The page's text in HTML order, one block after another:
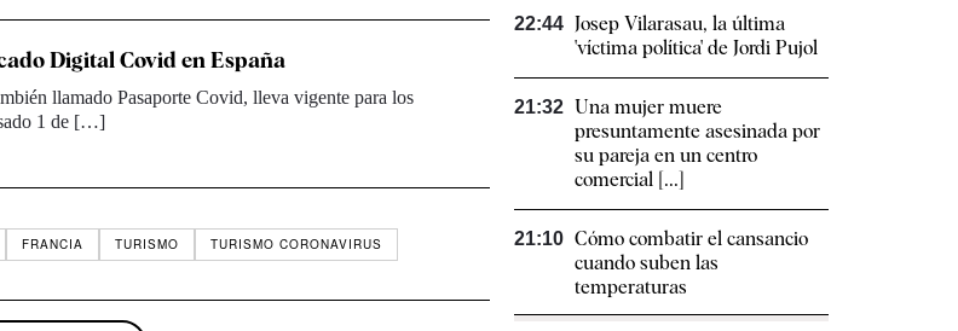
Digital Covid en España
llamado Pasaporte Covid, lleva vigente para los
1 de […]
FRANCIA TURISMO TURISMO CORONAVIRUS
22:44 Josep Vilarasau, la última
'víctima política' de Jordi Pujol
21:32 Una mujer muere
presuntamente asesinada por
su pareja en un centro
comercial [...]
21:10 Cómo combatir el cansancio​
cuando suben las
temperaturas